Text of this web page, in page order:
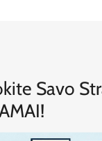
Savo